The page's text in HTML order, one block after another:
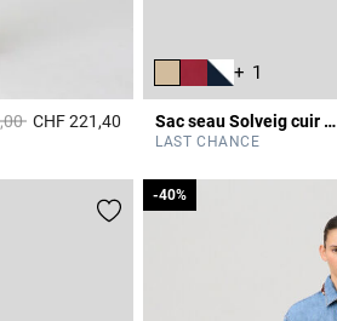
à partir de
àCHF 221,40 3.1 out of 5 Customer Rating
+ 1
Sac seau Solveig cuir grainé
LAST CHANCE
-40%
-40%